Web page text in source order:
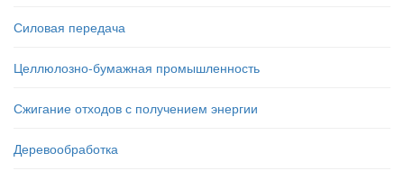
Силовая передача
Целлюлозно-бумажная промышленность
Сжигание отходов с получением энергии
Деревообработка